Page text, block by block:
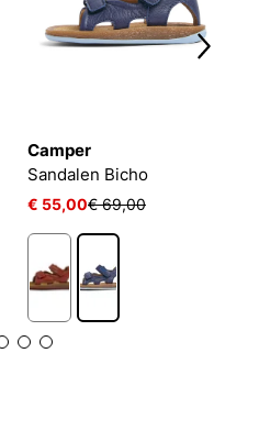
Camper
Sandalen Bicho
€ 55,00€ 69,00